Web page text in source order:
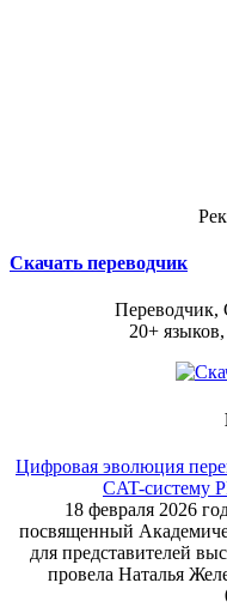
Скачать переводчик
Переводчик,
20+
Цифровая эволюция
CAT-систему
18 февраля 2026
посвященный
для представителей
провела Наталья